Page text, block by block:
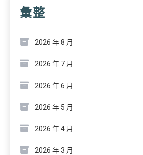
彙整
2026 年 8 月
2026 年 7 月
2026 年 6 月
2026 年 5 月
2026 年 4 月
2026 年 3 月